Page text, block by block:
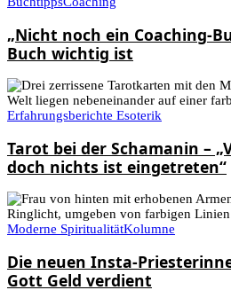
„Nicht noch ein Coaching-
Buch wichtig ist
Erfahrungsberichte Esoterik
Tarot bei der Schamanin –
doch nichts ist eingetreten“
Moderne SpiritualitätKolumne
Die neuen Insta-
Gott Geld verdient